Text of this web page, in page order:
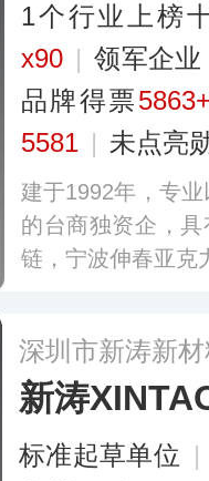
1个行业上榜
x90 | 领军企业
品牌得票
5581 | 未点亮
建于1992年，专
的台商独资企，具
链，宁波伸春亚
深圳市新涛新
新涛
标准起草单位 |